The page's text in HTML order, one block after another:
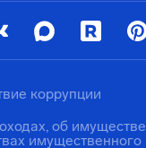
коррупции
об имуществе
имущественного